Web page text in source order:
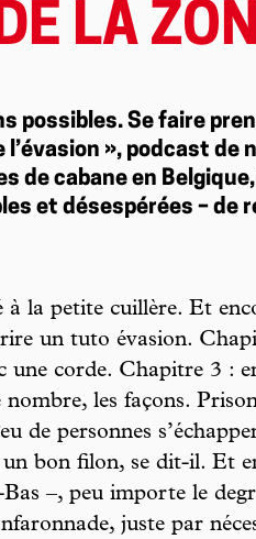
LA
possibles. Se faire
l’évasion », podcast de
de cabane en
et désespérées – de
à la petite cuillère. Et
un tuto évasion.
une corde. Chapitre 3 :
nombre, les façons.
de personnes
un bon filon, se dit-il. Et
–, peu importe le
juste par